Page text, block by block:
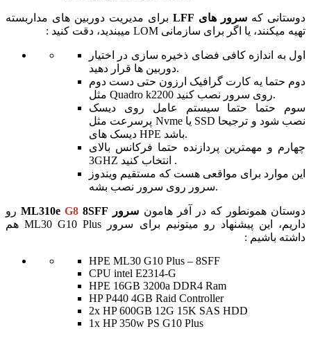
دوستانی که سرور های LFF
برای مدیریت دوربین های مداربسته
تهیه میکنند، یا اگر برای سازمانی LOM میبندید، دقت کنید :
اول به اندازه کافی فضای ذخیره سازی در اختیار
دوربین ها قرار دهید.
دوم حتما یه کارت گرافیک ارزون حتی دست دوم
مثل Quadro k2200 روی سرور نصب کنید.
سوم حتما حتما سیستم عامل روی دیسک
پرسرعت مثل Nvme یا SSD نصب شود و ترجیحا
دیسک های HPE باشد.
چهارم و مهمترین پردازنده حتما فرکانس بالای
3GHZ انتخاب کنید .
این موارد برای مواقعی هست که مستقیم ویندوز
سرور روی سرور نصب بشه.
دوستان همونطور که در آفر هامون سرور ML310e G88SFF
رو
داریم، این پیشنهاد رو میتونیم برای سرور ML30 G10 Plus هم
داشته باشیم :
HPE ML30 G10 Plus – 8SFF
CPU intel E2314-G
HPE 16GB 3200a DDR4 Ram
HP P440 4GB Raid Controller
2x HP 600GB 12G 15K SAS HDD
1x HP 350w PS G10 Plus